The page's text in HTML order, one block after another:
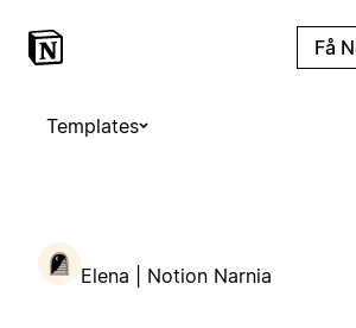
Få
Templates
Elena | Notion Narnia